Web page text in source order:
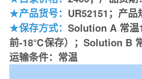
★产品货号： UR52151 ； 产品
★保存方式： Solution A 常
前-18℃保存） ； Solution B
运输条件：常温